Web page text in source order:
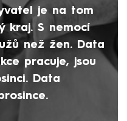
je na tom
kraj. S nemocí
než žen. Data
pracuje, jsou
Data